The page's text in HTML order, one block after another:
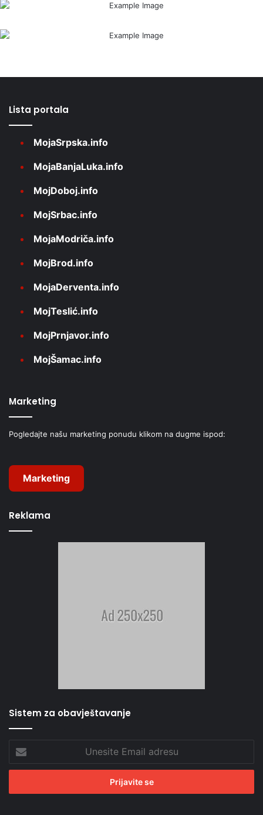
Lista portala
MojaSrpska.info
MojaBanjaLuka.info
MojDoboj.info
MojSrbac.info
MojaModriča.info
MojBrod.info
MojaDerventa.info
MojTeslić.info
MojPrnjavor.info
MojŠamac.info
Marketing
Pogledajte našu marketing ponudu klikom na dugme ispod:
Marketing
Reklama
Sistem za obavještavanje
Email
adresu